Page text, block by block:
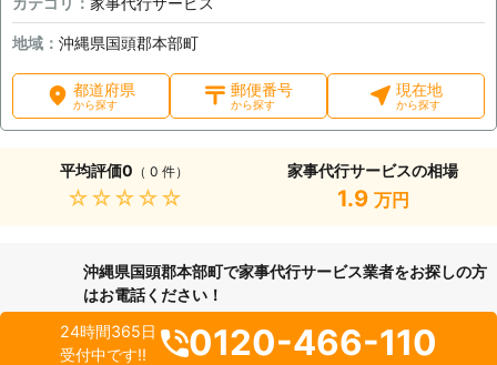
地域： 沖縄県国頭郡本部町
都道府県
から探す
郵便番号
から探す
現在地
から探す
平均評価0 （ 0 件）
★★★★★
家事代行サービスの相場
1.9 万円
沖縄県国頭郡本部町で家事代行サービス業者をお探しの方
はお電話ください！
24時間365日
受付中です!!
0120-466-110